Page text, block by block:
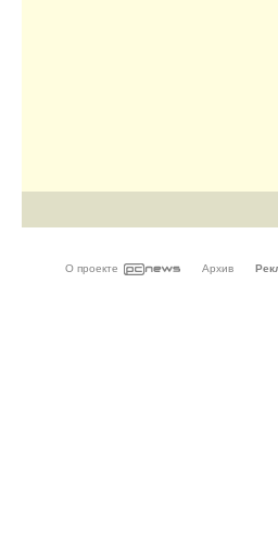
О проекте Архив